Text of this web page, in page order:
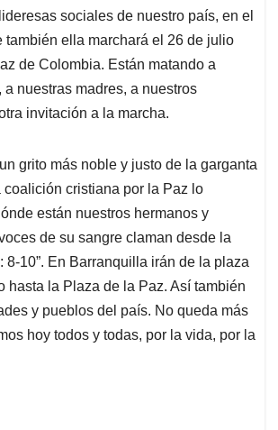
sociales de nuestro país, en el
también ella marchará el 26 de julio
de Colombia. Están matando a
a nuestras madres, a nuestros
invitación a la marcha.
grito más noble y justo de la garganta
coalición cristiana por la Paz lo
están nuestros hermanos y
de su sangre claman desde la
8-10”. En Barranquilla irán de la plaza
hasta la Plaza de la Paz. Así también
y pueblos del país. No queda más
hoy todos y todas, por la vida, por la